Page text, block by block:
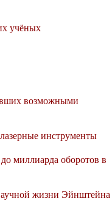
учёных
возможными
инструменты
миллиарда оборотов в
жизни Эйнштейна